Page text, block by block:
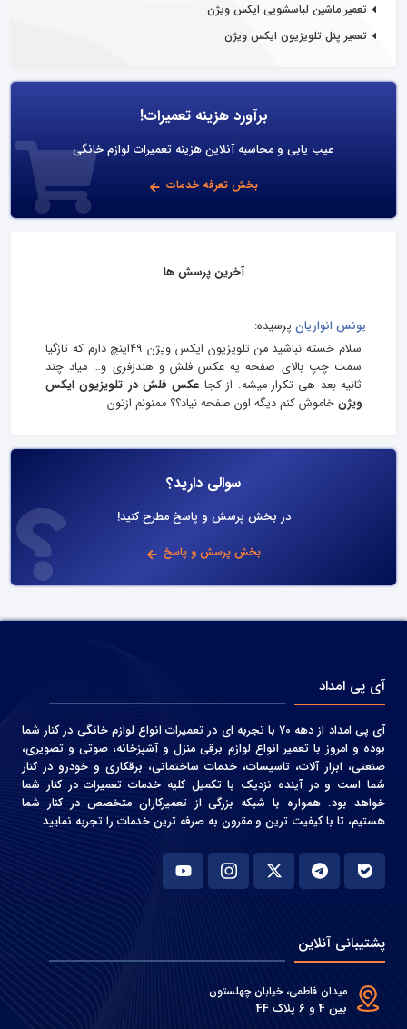
تعمیر ماشین لباسشویی ایکس ویژن
تعمیر پنل تلویزیون ایکس ویژن
برآورد هزینه تعمیرات!
عیب یابی و محاسبه آنلاین هزینه تعمیرات لوازم خانگی
بخش تعرفه خدمات
آخرین پرسش ها
یونس انواریان پرسیده:
سلام خسته نباشید من تلویزیون ایکس ویژن ۴۹اینچ دارم که تازگیا
سمت چپ بالای صفحه یه عکس فلش و هندزفری و… میاد چند
ثانیه بعد هی تکرار میشه. از کجا عکس فلش در تلویزیون ایکس
ویژن خاموش کنم دیگه اون صفحه نیاد؟؟ ممنونم ازتون
سوالی دارید؟
در بخش پرسش و پاسخ مطرح کنید!
بخش پرسش و پاسخ
آی پی امداد
آی پی امداد از دهه 70 با تجربه ای در تعمیرات انواع لوازم خانگی در کنار شما
بوده و امروز با تعمیر انواع لوازم برقی منزل و آشپزخانه، صوتی و‌ تصویری،
صنعتی، ابزار آلات، تاسیسات، خدمات ساختمانی، برقکاری و خودرو در کنار
شما است و در آینده نزدیک با تکمیل کلیه خدمات تعمیرات در کنار شما
خواهد بود. همواره با شبکه بزرگی از تعمیرکاران متخصص در کنار شما
هستیم، تا با کیفیت ترین و مقرون به صرفه ترین خدمات را تجربه نمایید.
پشتیبانی آنلاین
میدان فاطمی، خیابان چهلستون
بین 4 و 6 پلاک 44